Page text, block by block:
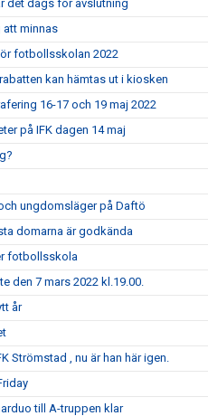
det dags för avslutning
att minnas
fotbollsskolan 2022
kan hämtas ut i kiosken
16-17 och 19 maj 2022
på IFK dagen 14 maj
ungdomsläger på Daftö
domarna är godkända
fotbollsskola
den 7 mars 2022 kl.19.00.
år
Strömstad , nu är han här igen.
till A-truppen klar